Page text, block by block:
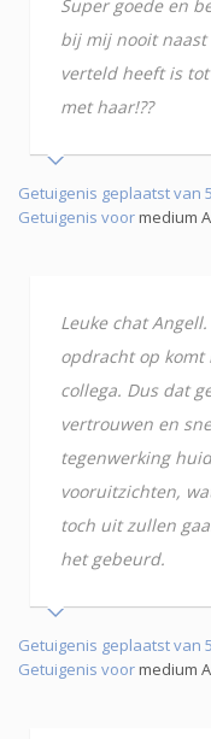
Super goede en
bij mij nooit naast
verteld heeft is
met haar!??
Getuigenis geplaatst van 5
Getuigenis voormedium
Leuke chat
opdracht op komt
collega. Dus dat
vertrouwen en
tegenwerking
vooruitzichten,
toch uit zullen
het gebeurd.
Getuigenis geplaatst van 5
Getuigenis voormedium